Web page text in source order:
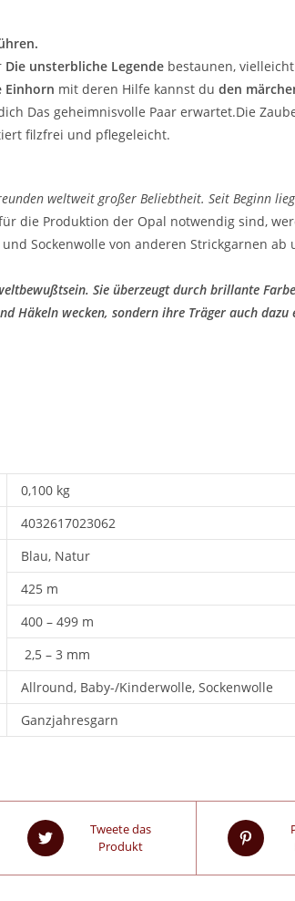
Die unsterbliche Legendebestaunen,
Einhorn mit deren Hilfe kannst du den
Das geheimnisvolle Paar erwartet.Die
filzfrei und pflegeleicht.
weltweit großer Beliebtheit. Seit Beginn
die Produktion der Opal notwendig sind,
Sockenwolle von anderen Strickgarnen ab
Sie überzeugt durch brillante
Häkeln wecken, sondern ihre Träger auch dazu
0,100 kg
4032617023062
Blau, Natur
425 m
400 – 499 m
2,5 – 3 mm
Allround, Baby-/Kinderwolle, Sockenwolle
Ganzjahresgarn
Tweete das
Produkt